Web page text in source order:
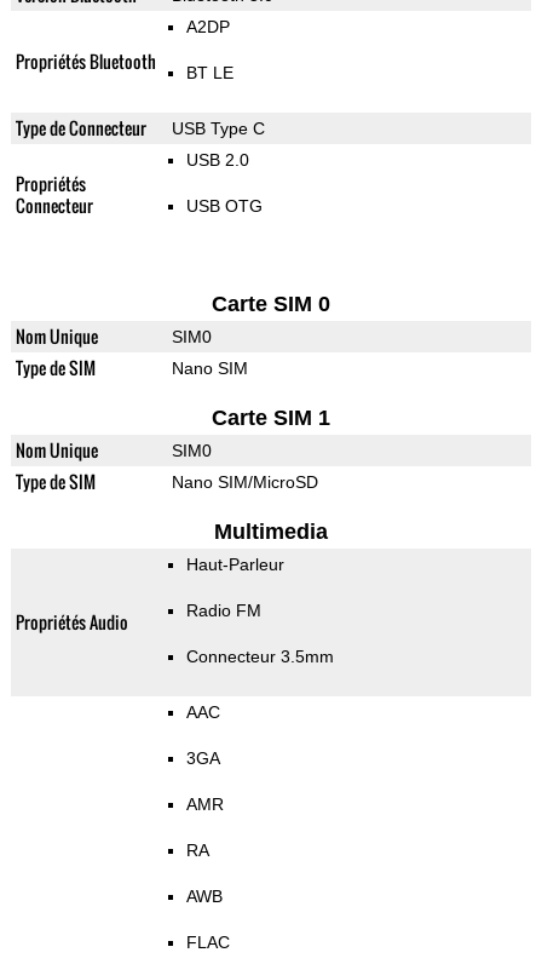
Propriétés Bluetooth
A2DP
BT LE
Type de Connecteur USB Type C
Propriétés
Connecteur
USB 2.0
USB OTG
Carte SIM 0
Nom Unique SIM0
Type de SIM Nano SIM
Carte SIM 1
Nom Unique SIM0
Type de SIM Nano SIM/MicroSD
Multimedia
Propriétés Audio
Haut-Parleur
Radio FM
Connecteur 3.5mm
AAC
3GA
AMR
RA
AWB
FLAC